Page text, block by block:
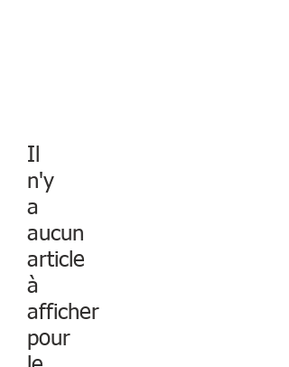
Il
n'y
a
aucun
article
à
afficher
pour